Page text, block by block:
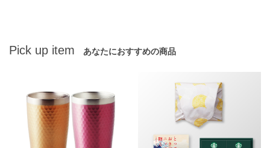
Pick up item あなたにおすすめの商品